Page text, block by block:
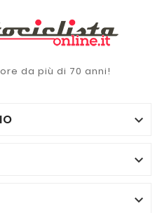
da più di 70 anni!


